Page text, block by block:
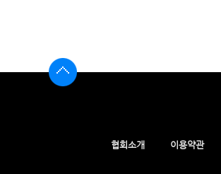
협회소개 이용약관